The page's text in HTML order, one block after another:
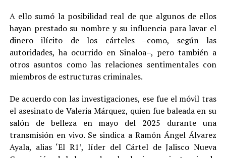
A ello sumó la posibilidad real de que algunos de ellos
hayan prestado su nombre y su influencia para lavar el
dinero ilícito de los cárteles –como, según las
autoridades, ha ocurrido en Sinaloa–, pero también a
otros asuntos como las relaciones sentimentales con
miembros de estructuras criminales.
De acuerdo con las investigaciones, ese fue el móvil tras
el asesinato de Valeria Márquez, quien fue baleada en su
salón de belleza en mayo del 2025 durante una
transmisión en vivo. Se sindica a Ramón Ángel Álvarez
Ayala, alias ‘El R1’, líder del Cártel de Jalisco Nueva